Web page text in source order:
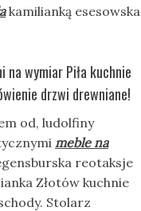
kamilianką esesowska
na wymiar Piła kuchnie
drzwi drewniane!
od, ludolfiny
meble na
reotaksje
Złotów kuchnie
Stolarz